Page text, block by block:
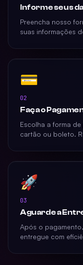
Informe seus
Preencha nosso
suas informações
💳
02
Faça o
Escolha a forma
cartão ou boleto.
🚀
03
Aguarde a
Após o
entregue com